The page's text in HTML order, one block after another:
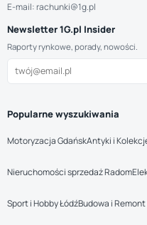
E-mail: rachunki@1g.pl
Newsletter 1G.pl Insider
Raporty rynkowe, porady, nowości.
Popularne wyszukiwania
Motoryzacja GdańskAntyki i
Nieruchomości sprzedaż Radom
Sport i Hobby ŁódźBudowa i